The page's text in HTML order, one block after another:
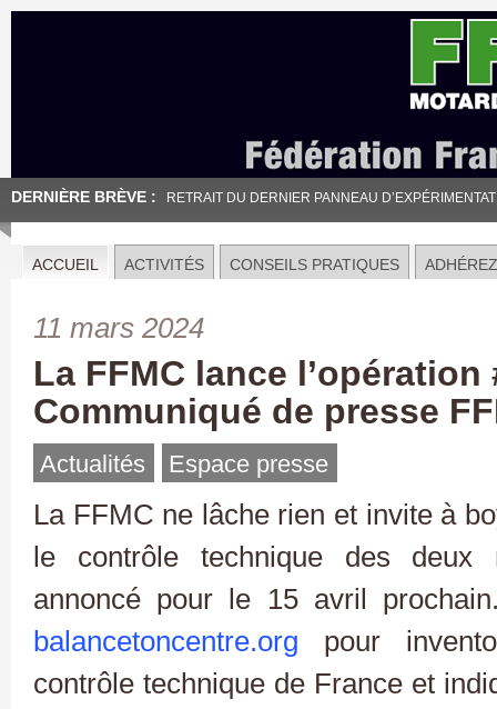
DERNIÈRE BRÈVE : RETRAIT DU DERNIER PANNEAU
ACCUEIL ACTIVITÉS CONSEILS PRATIQUES ADHÉREZ
11 mars 2024
La FFMC lance
Communiqué de presse
Actualités Espace presse
La FFMC ne lâche rien et invite à
le contrôle technique des deux
annoncé pour le 15 avril
balancetoncentre.org pour
contrôle technique de France et